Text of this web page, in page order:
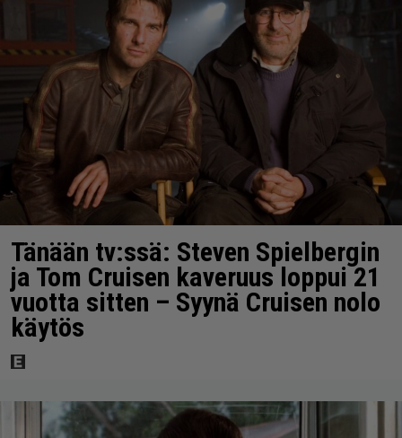
Tänään tv:ssä: Steven Spielbergin
ja Tom Cruisen kaveruus loppui 21
vuotta sitten – Syynä Cruisen nolo
käytös